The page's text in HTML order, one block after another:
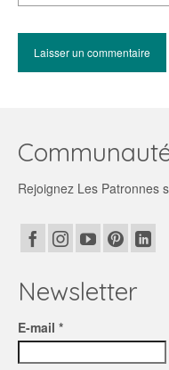
Rejoignez Les Patronnes
Newsletter
E-mail *